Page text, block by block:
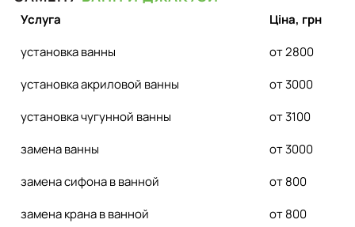
Услуга
Ціна, грн
установка ванны
от 2800
установка акриловой ванны
от 3000
установка чугунной ванны
от 3100
замена ванны
от 3000
замена сифона в ванной
от 800
замена крана в ванной
от 800